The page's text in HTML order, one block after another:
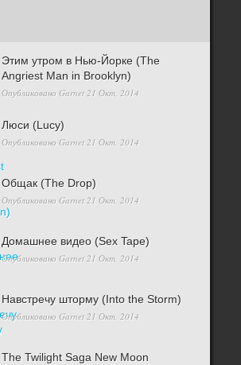
Этим утром в Нью-Йорке (The
Angriest Man in Brooklyn)
Опубликовано Garnet21 Окт, 2014
Люси (Lucy)
Опубликовано Garnet21 Окт, 2014
Общак (The Drop)
Опубликовано Garnet21 Окт, 2014
Домашнее видео (Sex Tape)
Опубликовано Garnet21 Окт, 2014
Навстречу шторму (Into the Storm)
Опубликовано Garnet21 Окт, 2014
The Twilight Saga New Moon